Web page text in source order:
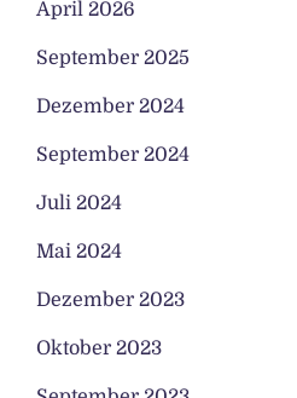
April 2026
September 2025
Dezember 2024
September 2024
Juli 2024
Mai 2024
Dezember 2023
Oktober 2023